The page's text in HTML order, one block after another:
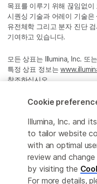
목표를 이루기 위해 끊임없이
시퀀싱 기술과 어레이 기술
유전체학 그리고 분자 진단
기여하고 있습니다.
모든 상표는 Illumina, Inc. 또
특정 상표 정보는
참조하십시오.
Privacy Policy
© 2026 Illumina, Inc. All
Cookie
Illumina, Inc. and
to tailor website
with an optimal
review and
by visiting the
For more details,